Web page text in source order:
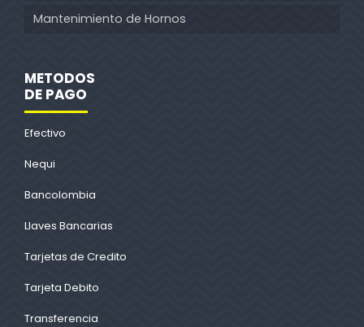
Mantenimiento de Hornos
METODOS
DE PAGO
Efectivo
Nequi
Bancolombia
Llaves Bancarias
Tarjetas de Credito
Tarjeta Debito
Transferencia